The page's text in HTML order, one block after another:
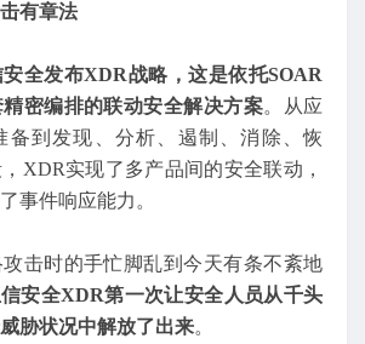
有章法
安全发布XDR战略，这是依托SOAR
密编排的联动安全解决方案。从应
备到发现、分析、遏制、消除、恢
XDR实现了多产品间的安全联动，
事件响应能力。
击时的手忙脚乱到今天有条不紊地
安全XDR第一次让安全人员从千头
胁状况中解放了出来。